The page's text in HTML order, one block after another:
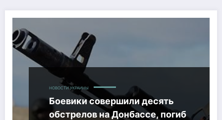
НОВОСТИ УКРАИНЫ
Боевики совершили десять
обстрелов на Донбассе, погиб